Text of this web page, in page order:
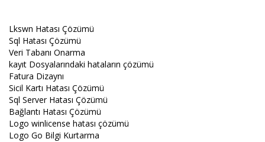
Lkswn Hatası Çözümü
Sql Hatası Çözümü
Veri Tabanı Onarma
kayıt Dosyalarındaki hataların çözümü
Fatura Dizaynı
Sicil Kartı Hatası Çözümü
Sql Server Hatası Çözümü
Bağlantı Hatası Çözümü
Logo winlicense hatası çözümü
Logo Go Bilgi Kurtarma